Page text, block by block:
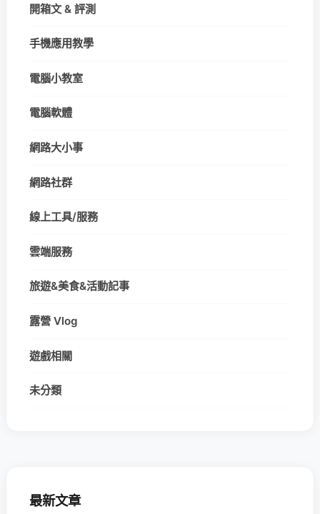
開箱文 & 評測
手機應用教學
電腦小教室
電腦軟體
網路大小事
網路社群
線上工具/服務
雲端服務
旅遊&美食&活動記事
露營 Vlog
遊戲相關
未分類
最新文章